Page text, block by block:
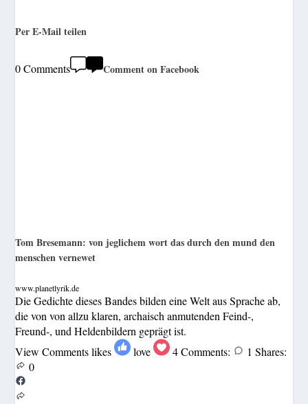
Per E-Mail teilen
0 Comments Comment on Facebook
Tom Bresemann: von jeglichem wort das durch den mund den
menschen vernewet
www.planetlyrik.de
Die Gedichte dieses Bandes bilden eine Welt aus Sprache ab,
die von von allzu klaren, archaisch anmutenden Feind-,
Freund-, und Heldenbildern geprägt ist.
View Comments likes love 4 Comments: 1 Shares:
0